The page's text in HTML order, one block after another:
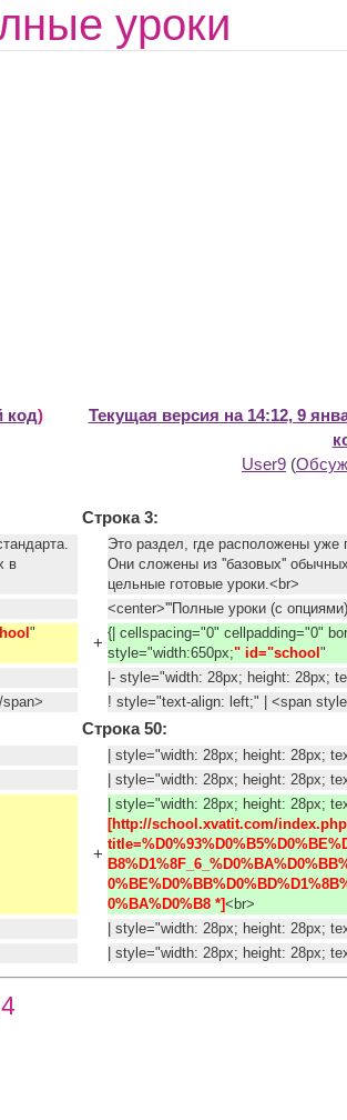
уроки
код)
Текущая версия на 14:12, 9
User9 (
Строка 3:
в
Это раздел, где расположены уже
Они сложены из ''базовых''
цельные готовые уроки.<br>
<center>'''Полные уроки (с
"
+ {| cellspacing="0" cellpadding="0"
style="width:650px;" id="school "
|- style="width: 28px; height: 28px;
span>
! style="text-align: left;" | <span
Строка 50:
| style="width: 28px; height: 28px;
| style="width: 28px; height: 28px;
+
| style="width: 28px; height: 28px;
[http://school.xvatit.com/
0%BA%D0%B8 *]<br>
| style="width: 28px; height: 28px;
| style="width: 28px; height: 28px;